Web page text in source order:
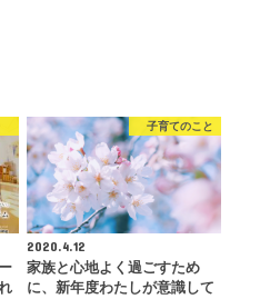
子育てのこと
2020.4.12
家族と心地よく過ごすため
に、新年度わたしが意識して